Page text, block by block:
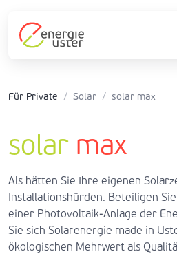
Für Private / Solar / solar max
solar max
Als hätten Sie Ihre eigenen
Installationshürden. Beteiligen
einer Photovoltaik-Anlage der
Sie sich Solarenergie made in
ökologischen Mehrwert als